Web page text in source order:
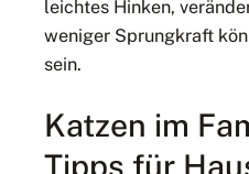
leichtes Hinken,
weniger Sprungkraft
sein.
Katzen im
Tipps für